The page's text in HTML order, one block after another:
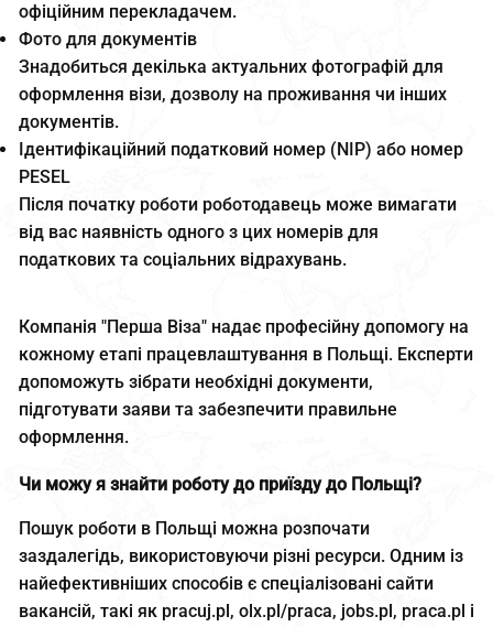
офіційним перекладачем.
Фото для документів
Знадобиться декілька актуальних фотографій для
оформлення візи, дозволу на проживання чи інших
документів.
Ідентифікаційний податковий номер (NIP) або номер
PESEL
Після початку роботи роботодавець може вимагати
від вас наявність одного з цих номерів для
податкових та соціальних відрахувань.
Компанія "Перша Віза" надає професійну допомогу на
кожному етапі працевлаштування в Польщі. Експерти
допоможуть зібрати необхідні документи,
підготувати заяви та забезпечити правильне
оформлення.
Чи можу я знайти роботу до приїзду до Польщі?
Пошук роботи в Польщі можна розпочати
заздалегідь, використовуючи різні ресурси. Одним із
найефективніших способів є спеціалізовані сайти
вакансій, такі як pracuj.pl, olx.pl/praca, jobs.pl, praca.pl і